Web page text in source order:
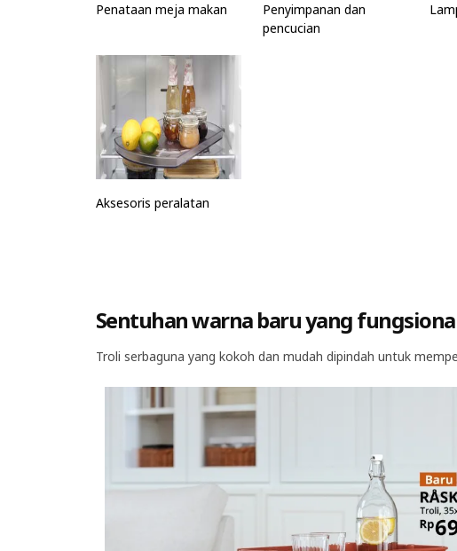
Penataan meja makan
Penyimpanan dan
pencucian
Aksesoris peralatan
Sentuhan warna baru yang
Troli serbaguna yang kokoh dan mudah dipindah untuk